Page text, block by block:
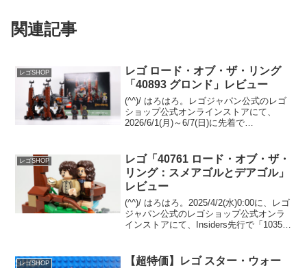
関連記事
レゴSHOP
レゴ ロード・オブ・ザ・リング
「40893 グロンド」レビュー
(^^)/ はろはろ。レゴジャパン公式のレゴ
ショップ公式オンラインストアにて、
2026/6/1(月)～6/7(日)に先着で
ザ・リング：ミナス・ティリス」の購...
レゴSHOP
レゴ「40761 ロード・オブ・ザ・
リング：スメアゴルとデアゴル」
レビュー
(^^)/ はろはろ。2025/4/2(水)0:00に、レゴ
ジャパン公式のレゴショップ公式オンラ
インストアにて、Insiders先行で「10354
GWP「40761 ロード・オブ...
レゴSHOP
【超特価】レゴ スター・ウォー